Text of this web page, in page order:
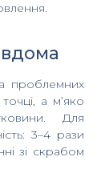
проблемних
а м’яко
Для
3–4 рази
зі скрабом